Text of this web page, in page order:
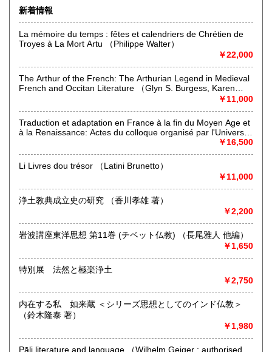
哲学・仏教を中心に人文書（和書・洋書）を専門に扱ってお
で、
売買ともにご利用ください。
最寄駅：本郷三丁目駅
営業時間：午前の部10:00～12:30 午後の部15:00～18:00
書籍の買取について
哲学、仏教書に関する和・洋書につきましては、積極的に買
い取りしております。専門分野につきましては、長年の経験
と知識から、誠実に査定・評価させていただきます。また、
その他のジャンルにつきましても丁寧に査定させていただき
ます。
まずはご連絡ください。その際は、おおよその量と、主だっ
た内容等をお知らせください。ご面倒でなければ、書棚を画
像にとって、メール等でお送りいただければ助かります。
取り扱い分野
哲学宗教、歴史、自然科学、美術工芸、外国書
新着情報
La mémoire du temps : fêtes et calendriers de Chrétien de
Troyes à La Mort Artu （Philippe Walter）
￥22,000
The Arthur of the French: The Arthurian Legend in Medieval
French and Occitan Literature （Glyn S. Burgess, Karen
￥11,000
Traduction et adaptation en France à la fin du Moyen Age et
à la Renaissance: Actes du colloque organisé par l'Université
￥16,500
Li Livres dou trésor （Latini Brunetto）
￥11,000
浄土教典成立史の研究 （香川孝雄 著）
￥2,200
岩波講座東洋思想 第11巻 (チベット仏教) （長尾雅人 他編）
￥1,650
特別展 法然と極楽浄土
￥2,750
内在する私 如来蔵 ＜シリーズ思想としてのインド仏教＞
（鈴木隆泰 著）
￥1,980
Pāli literature and language （Wilhelm Geiger ; authorised